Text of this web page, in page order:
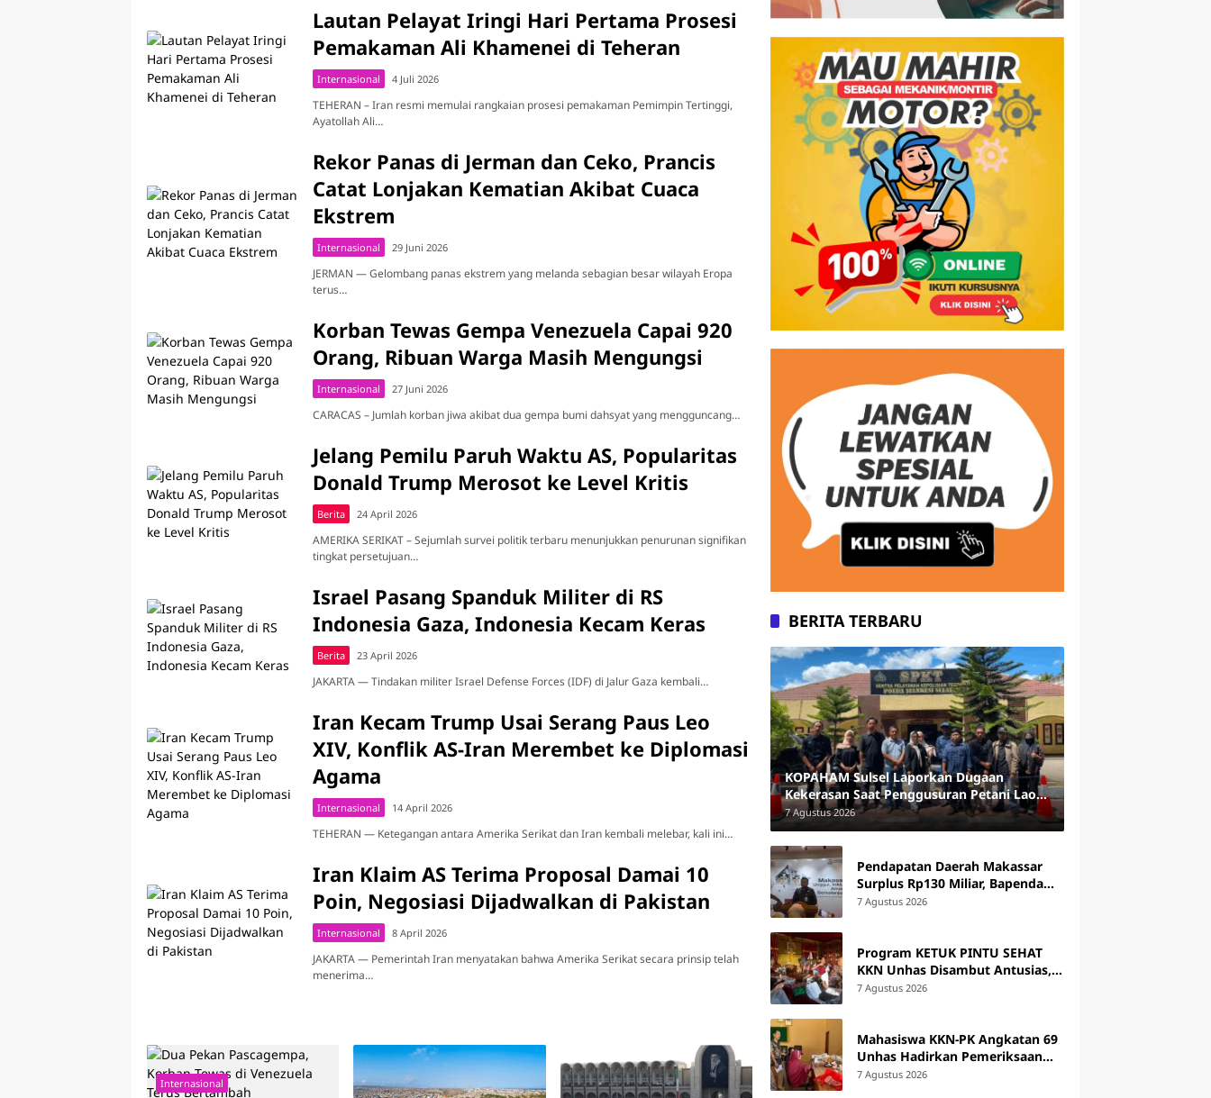
Lautan Pelayat Iringi Hari Pertama Prosesi
Pemakaman Ali Khamenei di Teheran
Internasional 4 Juli 2026
TEHERAN – Iran resmi memulai rangkaian prosesi pemakaman Pemimpin Tertinggi,
Ayatollah Ali…
Rekor Panas di Jerman dan Ceko, Prancis
Catat Lonjakan Kematian Akibat Cuaca
Ekstrem
Internasional 29 Juni 2026
JERMAN — Gelombang panas ekstrem yang melanda sebagian besar wilayah Eropa
terus…
Korban Tewas Gempa Venezuela Capai 920
Orang, Ribuan Warga Masih Mengungsi
Internasional 27 Juni 2026
CARACAS – Jumlah korban jiwa akibat dua gempa bumi dahsyat yang mengguncang…
Jelang Pemilu Paruh Waktu AS, Popularitas
Donald Trump Merosot ke Level Kritis
Berita 24 April 2026
AMERIKA SERIKAT – Sejumlah survei politik terbaru menunjukkan penurunan signifikan
tingkat persetujuan…
Israel Pasang Spanduk Militer di RS
Indonesia Gaza, Indonesia Kecam Keras
Berita 23 April 2026
JAKARTA — Tindakan militer Israel Defense Forces (IDF) di Jalur Gaza kembali…
Iran Kecam Trump Usai Serang Paus Leo
XIV, Konflik AS-Iran Merembet ke Diplomasi
Agama
Internasional 14 April 2026
TEHERAN — Ketegangan antara Amerika Serikat dan Iran kembali melebar, kali ini…
Iran Klaim AS Terima Proposal Damai 10
Poin, Negosiasi Dijadwalkan di Pakistan
Internasional 8 April 2026
JAKARTA — Pemerintah Iran menyatakan bahwa Amerika Serikat secara prinsip telah
menerima…
Internasional
BERITA TERBARU
KOPAHAM Sulsel Laporkan Dugaan
Kekerasan Saat Penggusuran Petani Laoli
ke Polda Sulsel
7 Agustus 2026
Pendapatan Daerah Makassar
Surplus Rp130 Miliar, Bapenda
Siapkan Penagihan Tunggakan
7 Agustus 2026
Program KETUK PINTU SEHAT
KKN Unhas Disambut Antusias,
44 Warga Lampoko Ikut Skrining
7 Agustus 2026
Mahasiswa KKN-PK Angkatan 69
Unhas Hadirkan Pemeriksaan
Kesehatan dan Edukasi bagi
7 Agustus 2026